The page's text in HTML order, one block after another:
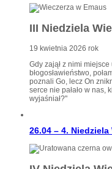
III Niedziela
19 kwietnia 2026 rok
Gdy zajął z nimi miejsce
błogosławieństwo,
poznali Go, lecz On
serce nie pałało w nas,
wyjaśniał?"
26.04 – 4.